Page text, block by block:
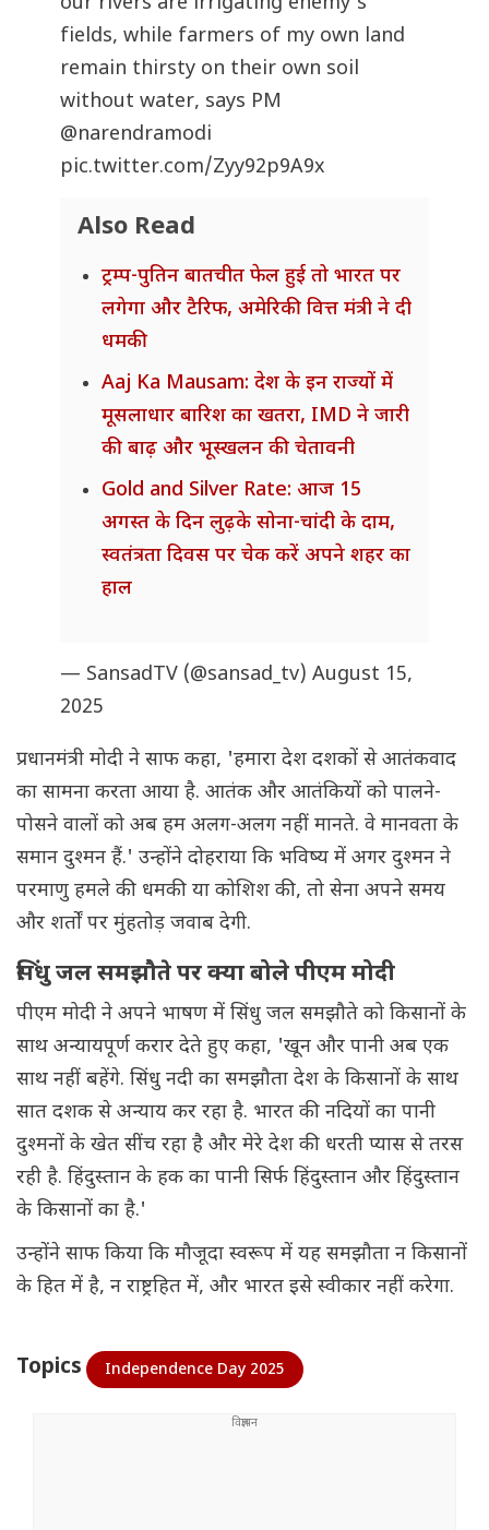
fields, while farmers of my own land
remain thirsty on their own soil
without water, says PM
@narendramodi
pic.twitter.com/Zyy92p9A9x
Also Read
ट्रम्प-पुतिन बातचीत फेल हुई तो भारत पर
लगेगा और टैरिफ, अमेरिकी वित्त मंत्री ने दी
धमकी
Aaj Ka Mausam: देश के इन राज्यों में
मूसलाधार बारिश का खतरा, IMD ने जारी
की बाढ़ और भूस्खलन की चेतावनी
Gold and Silver Rate: आज 15
अगस्त के दिन लुढ़के सोना-चांदी के दाम,
स्वतंत्रता दिवस पर चेक करें अपने शहर का
हाल
— SansadTV (@sansad_tv) August 15,
2025
प्रधानमंत्री मोदी ने साफ कहा, 'हमारा देश दशकों से आतंकवाद
का सामना करता आया है. आतंक और आतंकियों को पालने-
पोसने वालों को अब हम अलग-अलग नहीं मानते. वे मानवता के
समान दुश्मन हैं.' उन्होंने दोहराया कि भविष्य में अगर दुश्मन ने
परमाणु हमले की धमकी या कोशिश की, तो सेना अपने समय
और शर्तों पर मुंहतोड़ जवाब देगी.
सिंधु जल समझौते पर क्या बोले पीएम मोदी
पीएम मोदी ने अपने भाषण में सिंधु जल समझौते को किसानों के
साथ अन्यायपूर्ण करार देते हुए कहा, 'खून और पानी अब एक
साथ नहीं बहेंगे. सिंधु नदी का समझौता देश के किसानों के साथ
सात दशक से अन्याय कर रहा है. भारत की नदियों का पानी
दुश्मनों के खेत सींच रहा है और मेरे देश की धरती प्यास से तरस
रही है. हिंदुस्तान के हक का पानी सिर्फ हिंदुस्तान और हिंदुस्तान
के किसानों का है.'
उन्होंने साफ किया कि मौजूदा स्वरूप में यह समझौता न किसानों
के हित में है, न राष्ट्रहित में, और भारत इसे स्वीकार नहीं करेगा.
Topics Independence Day 2025